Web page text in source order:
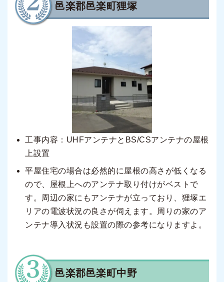
邑楽郡邑楽町狸塚
工事内容：UHFアンテナとBS/CSアンテナの屋根
上設置
平屋住宅の場合は必然的に屋根の高さが低くなる
ので、屋根上へのアンテナ取り付けがベストで
す。周辺の家にもアンテナが立っており、狸塚エ
リアの電波状況の良さが伺えます。周りの家のア
ンテナ導入状況も設置の際の参考になりますよ。
邑楽郡邑楽町中野